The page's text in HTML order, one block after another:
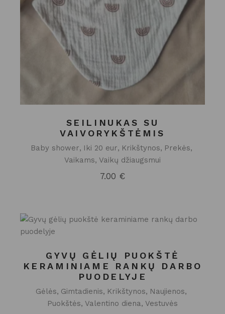
SEILINUKAS SU
VAIVORYKŠTĖMIS
Baby shower Iki 20 eur Krikštynos
Prekės
Vaikams Vaikų džiaugsmui
7.00 €
GYVŲ GĖLIŲ PUOKŠTĖ
KERAMINIAME RANKŲ DARBO
PUODELYJE
Gėlės Gimtadienis Krikštynos
Naujienos
Puokštės Valentino diena Vestuvės